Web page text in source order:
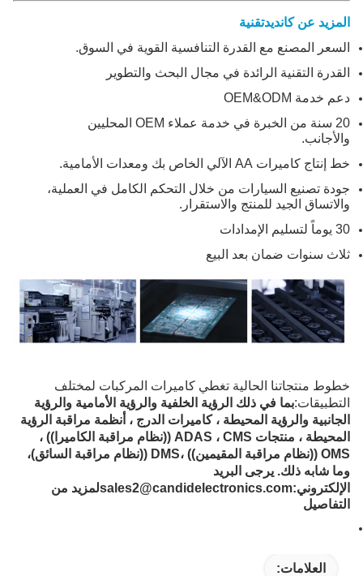
المزيد عن كانديدتقنية
السعر المصنع مع القدرة التنافسية القوية في السوق.
القدرة التقنية الرائدة في مجال البحث والتطوير
دعم خدمة OEM&ODM
20 سنة من الخبرة في خدمة عملاء OEM المحليين
والأجانب.
خط إنتاج كاميرات AA الآلي الخاص بك ومعدات الأمامية.
جودة تصنيع السيارات من خلال التحكم الكامل في العملية،
والاتساق الجيد للمنتج والاستقرار.
30 يوماً لتسليم الإمدادات
ثلاث سنوات ضمان بعد البيع
خطوط منتجاتنا الحالية تغطي كاميرات المركبات لمختلف
التطبيقات:بما في ذلك الرؤية الخلفية والرؤية الأمامية والرؤية
الجانبية والرؤية المحيطة ، كاميرات الدرج ، أنظمة مراقبة الرؤية
المحيطة ، منتجات ADAS ، CMS ((نظام مراقبة الكاميرا)) ،
OMS ((نظام مراقبة المقيمين)) ،DMS ((نظام مراقبة السائق)،
وما شابه ذلك. يرجى البريد
الإلكتروني:sales2@candidelectronics.comلمزيد من
التفاصيل
العلامات: